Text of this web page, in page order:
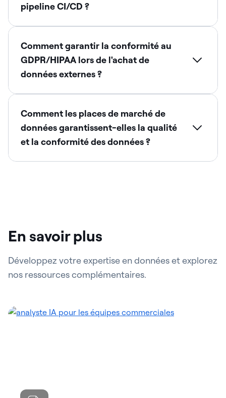
pipeline CI/CD ?
Comment garantir la conformité au
GDPR/HIPAA lors de l'achat de
données externes ?
Comment les places de marché de
données garantissent-elles la qualité
et la conformité des données ?
En savoir plus
Développez votre expertise en données et explorez
nos ressources complémentaires.